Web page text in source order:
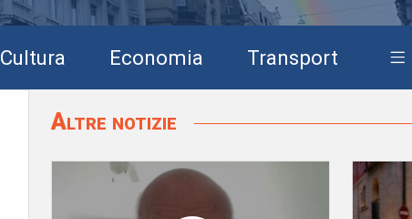
Cultura Economia Transport
Altre notizie